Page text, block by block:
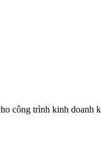
công trình kinh doanh